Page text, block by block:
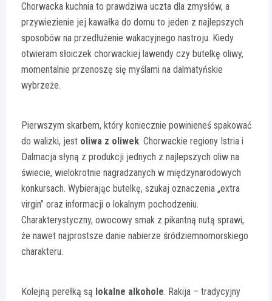
Chorwacka kuchnia to prawdziwa uczta dla zmysłów, a
przywiezienie jej kawałka do domu to jeden z najlepszych
sposobów na przedłużenie wakacyjnego nastroju. Kiedy
otwieram słoiczek chorwackiej lawendy czy butelkę oliwy,
momentalnie przenoszę się myślami na dalmatyńskie
wybrzeże.
Pierwszym skarbem, który koniecznie powinieneś spakować
do walizki, jest oliwa z oliwek. Chorwackie regiony Istria i
Dalmacja słyną z produkcji jednych z najlepszych oliw na
świecie, wielokrotnie nagradzanych w międzynarodowych
konkursach. Wybierając butelkę, szukaj oznaczenia „extra
virgin” oraz informacji o lokalnym pochodzeniu.
Charakterystyczny, owocowy smak z pikantną nutą sprawi,
że nawet najprostsze danie nabierze śródziemnomorskiego
charakteru.
Kolejną perełką są lokalne alkohole. Rakija – tradycyjny